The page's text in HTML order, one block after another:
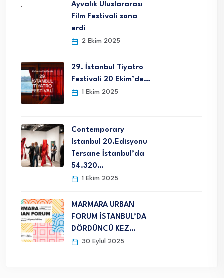
Ayvalık Uluslararası
Film Festivali sona
erdi
2 Ekim 2025
29. İstanbul Tiyatro
Festivali 20 Ekim’de…
1 Ekim 2025
Contemporary
Istanbul 20.Edisyonu
Tersane İstanbul’da
54.320…
1 Ekim 2025
MARMARA URBAN
FORUM İSTANBUL’DA
DÖRDÜNCÜ KEZ…
30 Eylül 2025